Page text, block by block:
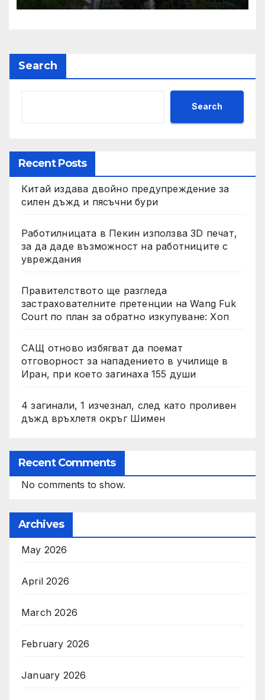
Court по план за обратно
Search
Search
Recent Posts
Китай издава двойно предупреждение за
силен дъжд и пясъчни бури
Работилницата в Пекин използва 3D печат,
за да даде възможност на работниците с
увреждания
Правителството ще разгледа
застрахователните претенции на Wang Fuk
Court по план за обратно изкупуване: Хоп
САЩ отново избягват да поемат
отговорност за нападението в училище в
Иран, при което загинаха 155 души
4 загинали, 1 изчезнал, след като проливен
дъжд връхлетя окръг Шимен
Recent Comments
No comments to show.
Archives
May 2026
April 2026
March 2026
February 2026
January 2026